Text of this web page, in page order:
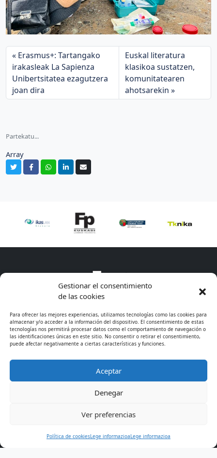
Gestionar el consentimiento
de las cookies
Para ofrecer las mejores experiencias, utilizamos tecnologías como las cookies para
almacenar y/o acceder a la información del dispositivo. El consentimiento de estas
tecnologías nos permitirá procesar datos como el comportamiento de navegación o
las identificaciones únicas en este sitio. No consentir o retirar el consentimiento,
puede afectar negativamente a ciertas características y funciones.
Aceptar
Denegar
Ver preferencias
Política de cookiesLege informazioaLege informazioa
Erasmus+: Tartangako
irakasleak La Sapienza
Unibertsitatea ezagutzera
joan dira
Euskal literatura
klasikoa sustatzen,
komunitatearen
ahotsarekin
Partekatu...
Array
* Excepto cursos de especialización
© 2026 - CIFP Tartanga LHII · 944 675 311
informazioa
· Cookies